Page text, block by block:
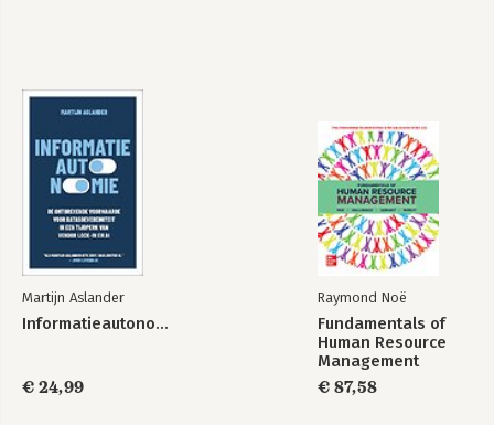
Martijn Aslander
Informatieautonomie
€ 24,99
Raymond Noë
Fundamentals of
Human Resource
Management
€ 87,58